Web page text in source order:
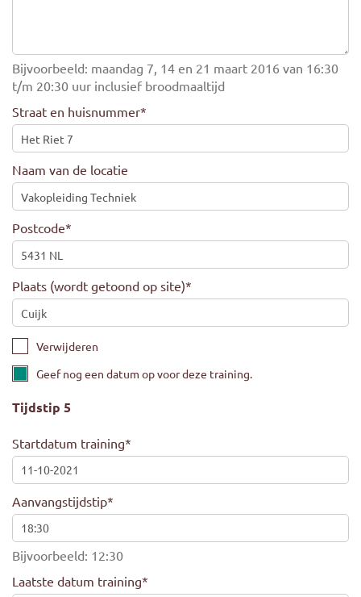
Bijvoorbeeld: maandag 7, 14 en 21 maart 2016 van 16:30
t/m 20:30 uur inclusief broodmaaltijd
Straat en huisnummer*
Naam van de locatie
Postcode*
Plaats (wordt getoond op site)*
Verwijderen
Geef nog een datum op voor deze training.
Tijdstip 5
Startdatum training*
Aanvangstijdstip*
Bijvoorbeeld: 12:30
Laatste datum training*